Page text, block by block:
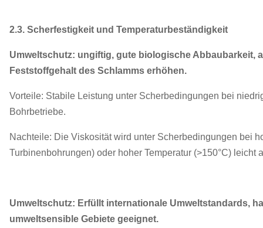
2.3. Scherfestigkeit und Temperaturbeständigkeit
Umweltschutz: ungiftig, gute biologische Abbaubarkeit,
Feststoffgehalt des Schlamms erhöhen.
Vorteile: Stabile Leistung unter Scherbedingungen bei
Bohrbetriebe.
Nachteile: Die Viskosität wird unter Scherbedingungen bei
Turbinenbohrungen) oder hoher Temperatur (>150°C) leicht
Umweltschutz: Erfüllt internationale Umweltstandards,
umweltsensible Gebiete geeignet.